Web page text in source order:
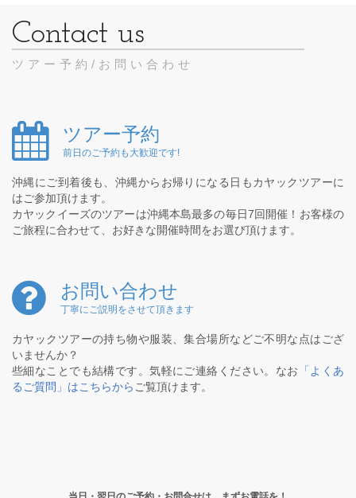
ツアー予約/お問い合わせ
ツアー予約
前日のご予約も大歓迎です!
沖縄にご到着後も、沖縄からお帰りになる日もカヤックツアーに
はご参加頂けます。
カヤックイーズのツアーは沖縄本島最多の毎日7回開催！お客様の
ご旅程に合わせて、お好きな開催時間をお選び頂けます。
お問い合わせ
丁寧にご説明をさせて頂きます
カヤックツアーの持ち物や服装、集合場所などご不明な点はござ
いませんか？
些細なことでも結構です。気軽にご連絡ください。なお
「よくあ
るご質問」はこちらから ご覧頂けます。